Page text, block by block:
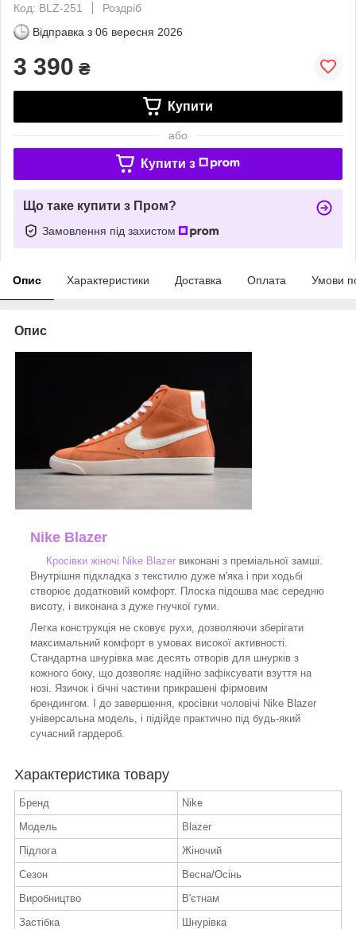
Код: BLZ-251
Роздріб
Відправка з 06 вересня 2026
3 390 ₴
Купити
або
Купити з
Що таке купити з Пром?
Замовлення під захистом
Опис Характеристики Доставка Оплата Умови
Опис
Nike Blazer
Кросівки жіночі Nike Blazer виконані з преміальної замші.
Внутрішня підкладка з текстилю дуже м'яка і при ходьбі
створює додатковий комфорт. Плоска підошва має середню
висоту, і виконана з дуже гнучкої гуми.
Легка конструкція не сковує рухи, дозволяючи зберігати
максимальний комфорт в умовах високої активності.
Стандартна шнурівка має десять отворів для шнурків з
кожного боку, що дозволяє надійно зафіксувати взуття на
нозі. Язичок і бічні частини прикрашені фірмовим
брендингом. І до завершення, кросівки чоловічі Nike Blazer
універсальна модель, і підійде практично під будь-який
сучасний гардероб.
Характеристика товару
Бренд
Nike
Модель
Blazer
Підлога
Жіночий
Сезон
Весна/Осінь
Виробництво
В'єтнам
Застібка
Шнурівка